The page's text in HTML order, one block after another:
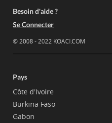
Besoin d'aide ?
Se Connecter
© 2008 - 2022 KOACI.COM
Pays
Côte d'Ivoire
Burkina Faso
Gabon